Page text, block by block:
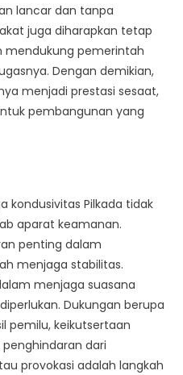
lancar dan tanpa
juga diharapkan tetap
mendukung pemerintah
Dengan demikian,
menjadi prestasi sesaat,
pembangunan yang
kondusivitas Pilkada tidak
aparat keamanan.
penting dalam
menjaga stabilitas.
menjaga suasana
Dukungan berupa
pemilu, keikutsertaan
dari
provokasi adalah langkah